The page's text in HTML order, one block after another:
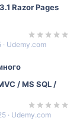
Razor Pages
Udemy.com
/ MS SQL /
Udemy.com